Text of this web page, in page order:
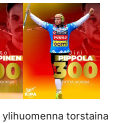
ylihuomenna torstaina